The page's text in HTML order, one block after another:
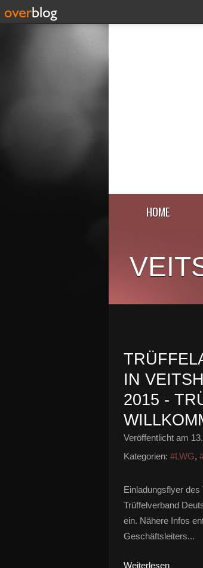
HOME
IN
2015 -
Veröffentlicht am
Kategorien: #LWG,
Einladungsflyer
Trüffelverband
ein. Nähere Infos
Geschäftsleiters...
Weiterlesen